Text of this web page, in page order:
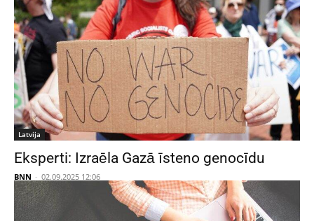
Latvija
Eksperti: Izraēla Gazā īsteno genocīdu
BNN - 02.09.2025 12:06